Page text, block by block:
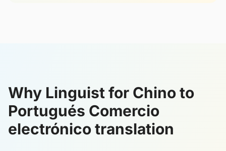
Why Linguist for Chino to
Portugués Comercio
electrónico translation